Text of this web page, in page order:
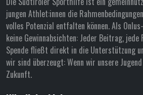
jungen Athlet:innen die
volles Potenzial entfalten können. Als
keine Gewinnabsichten: Jeder Beitrag,
Spende fließt direkt in die Unterstützung
wir sind überzeugt: Wenn wir unsere
Zukunft.